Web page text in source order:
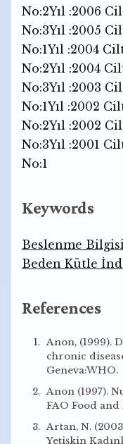
No:2Yıl :2006
No:3Yıl :2005
No:1Yıl :2004
No:2Yıl :2004
No:3Yıl :2003
No:1Yıl :2002
No:2Yıl :2002
No:3Yıl :2001
No:1
Keywords
Beslenme
Beden Kütle
References
Anon, (1999).
chronic
Geneva:WHO.
Anon (1997).
FAO Food
Artan, N.
Yetişkin